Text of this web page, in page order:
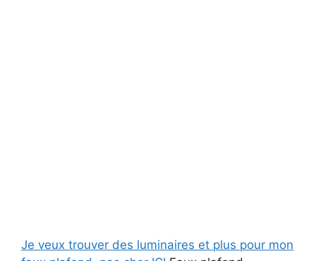
Je veux trouver des luminaires et plus pour mon